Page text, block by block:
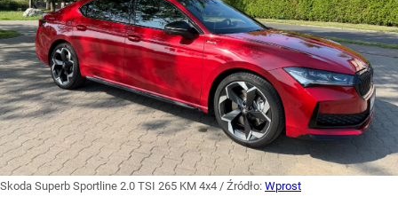
Skoda Superb Sportline 2.0 TSI 265 KM 4x4 / Źródło: Wprost